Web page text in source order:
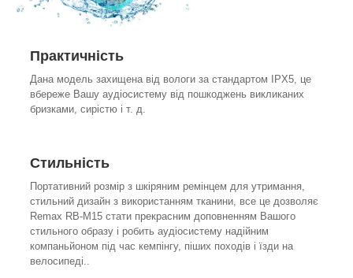
Практичність
Дана модель захищена від вологи за стандартом IPX5, це
вбереже Вашу аудіосистему від пошкоджень викликаних
бризками, сирістю і т. д.
Стильність
Портативний розмір з шкіряним ремінцем для утримання,
стильний дизайн з використанням тканини, все це дозволяє
Remax RB-M15 стати прекрасним доповненням Вашого
стильного образу і робить аудіосистему надійним
компаньйоном під час кемпінгу, піших походів і їзди на
велосипеді..